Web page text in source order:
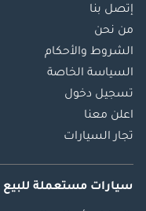
إتصل بنا
من نحن
الشروط والأحكام
السياسة الخاصة
تسجيل دخول
اعلن معنا
تجار السيارات
سيارات مستعملة للبيع